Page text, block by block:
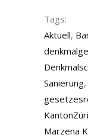
Tags:
Aktuell,
Sanierung,
Marzena